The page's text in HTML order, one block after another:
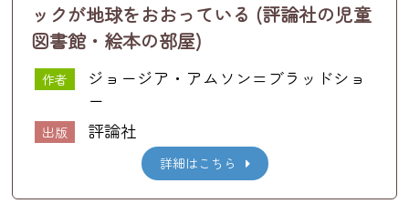
ックが地球をおおっている (評論社の児童
図書館・絵本の部屋)
作者
ジョージア・アムソン=ブラッドショ
ー
出版 評論社
詳細はこちら